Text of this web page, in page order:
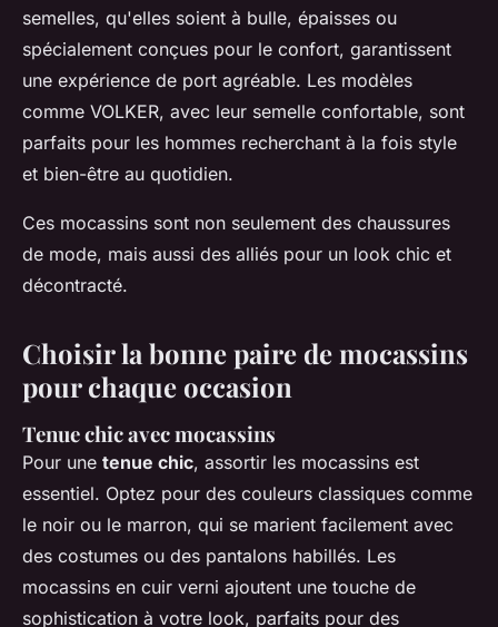
semelles, qu'elles soient à bulle, épaisses ou
spécialement conçues pour le confort, garantissent
une expérience de port agréable. Les modèles
comme VOLKER, avec leur semelle confortable, sont
parfaits pour les hommes recherchant à la fois style
et bien-être au quotidien.
Ces mocassins sont non seulement des chaussures
de mode, mais aussi des alliés pour un look chic et
décontracté.
Choisir la bonne paire de mocassins
pour chaque occasion
Tenue chic avec mocassins
Pour une tenue chic, assortir les mocassins est
essentiel. Optez pour des couleurs classiques comme
le noir ou le marron, qui se marient facilement avec
des costumes ou des pantalons habillés. Les
mocassins en cuir verni ajoutent une touche de
sophistication à votre look, parfaits pour des